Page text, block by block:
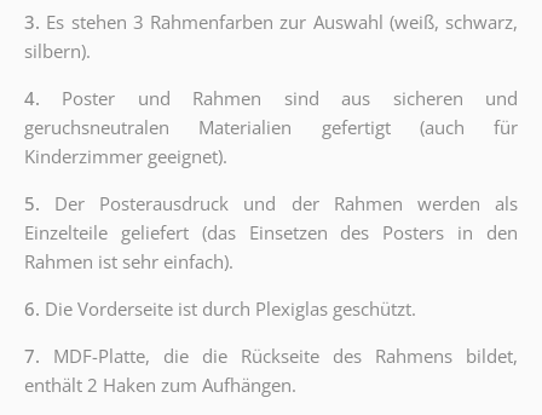
3. Es stehen 3 Rahmenfarben zur Auswahl (weiß, schwarz,
silbern).
4. Poster und Rahmen sind aus sicheren und
geruchsneutralen Materialien gefertigt (auch für
Kinderzimmer geeignet).
5. Der Posterausdruck und der Rahmen werden als
Einzelteile geliefert (das Einsetzen des Posters in den
Rahmen ist sehr einfach).
6. Die Vorderseite ist durch Plexiglas geschützt.
7. MDF-Platte, die die Rückseite des Rahmens bildet,
enthält 2 Haken zum Aufhängen.